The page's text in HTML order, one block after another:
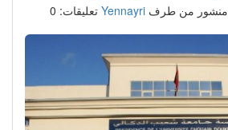
منشور من طرف Yennayri تعليقات: 0